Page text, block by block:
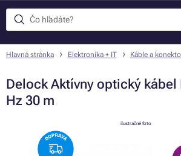
Hlavná stránka Elektronika + IT Káble a
Delock Aktívny optický kábel
Hz 30 m
ilustračné foto